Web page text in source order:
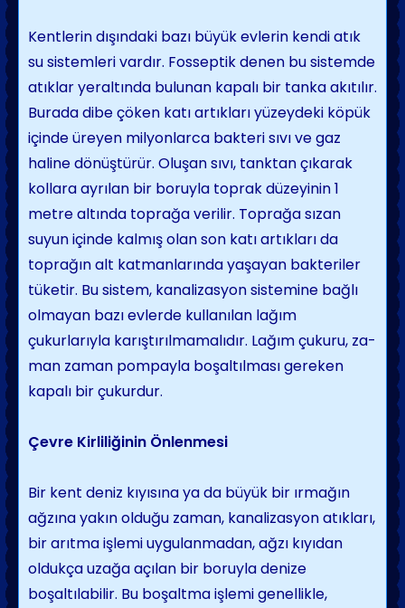
Kentlerin dışındaki bazı büyük evlerin ken­di atık
su sistemleri vardır. Fosseptik denen bu sistemde
atıklar yeraltında bulunan kapalı bir tanka akıtılır.
Burada dibe çöken katı artıkları yüzeydeki köpük
içinde üreyen mil­yonlarca bakteri sıvı ve gaz
haline dönüştü­rür. Oluşan sıvı, tanktan çıkarak
kollara ayrılan bir boruyla toprak düzeyinin 1
metre altında toprağa verilir. Toprağa sızan
suyun içinde kalmış olan son katı artıkları da
topra­ğın alt katmanlarında yaşayan bakteriler
tü­ketir. Bu sistem, kanalizasyon sistemine bağlı
olmayan bazı evlerde kullanılan lağım
çukurlarıyla karıştırılmamalıdır. Lağım çukuru, za­
man zaman pompayla boşaltılması gereken
kapalı bir çukurdur.
Çevre Kirliliğinin Önlenmesi
Bir kent deniz kıyısına ya da büyük bir ırmağın
ağzına yakın olduğu zaman, kanali­zasyon atıkları,
bir arıtma işlemi uygulanma­dan, ağzı kıyıdan
oldukça uzağa açılan bir boruyla denize
boşaltılabilir. Bu boşaltma işlemi genellikle,